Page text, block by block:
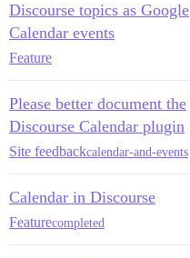
Discourse topics as Google
Calendar events
Feature
Please better document the
Discourse Calendar plugin
Site feedbackcalendar-and-events
Calendar in Discourse
Featurecompleted